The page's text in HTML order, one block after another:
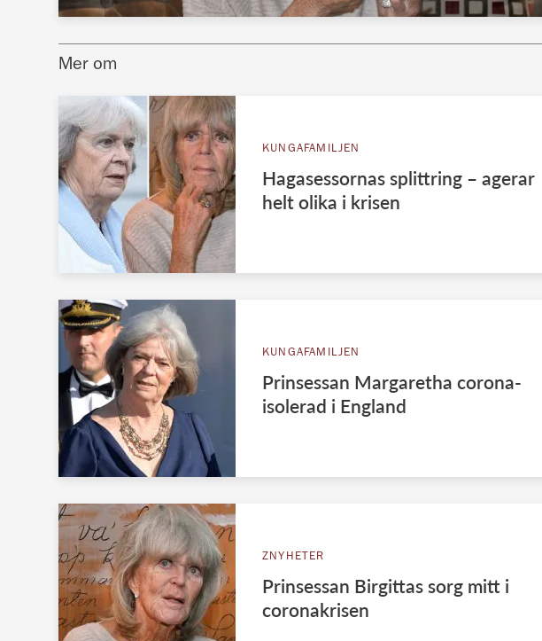
Mer om
KUNGAFAMILJEN
Hagasessornas splittring – agerar
helt olika i krisen
KUNGAFAMILJEN
Prinsessan Margaretha corona-
isolerad i England
ZNYHETER
Prinsessan Birgittas sorg mitt i
coronakrisen